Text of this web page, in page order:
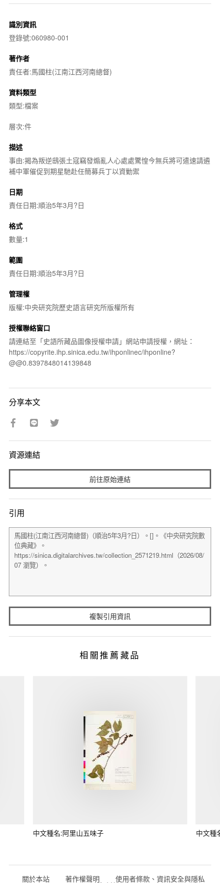
識別資訊
登錄號:060980-001
著作者
責任者:馬國柱(江南江西河南總督)
資料類型
類型:檔案
層次:件
描述
事由:揭為叛逆鴟張土寇竊發煽亂人心處處驚惶今無兵將可遣速請遴
補中軍催促到期星馳赴任簡募兵丁以資勦禦
日期
責任日期:順治5年3月?日
格式
數量:1
範圍
責任日期:順治5年3月?日
管理權
版權:中央研究院歷史語言研究所版權所有
授權聯絡窗口
請連結至「史語所藏品圖像授權申請」網站申請授權，網址：
https://copyrite.ihp.sinica.edu.tw/ihponlinec/ihponline?
@@0.8397848014139848
分享本文
資源連結
前往原始連結
引用
複製引用資訊
相關推薦藏品
中文種名:阿里山五味子 中文種
關於本站 著作權聲明 使用者條款、資訊安全與隱私